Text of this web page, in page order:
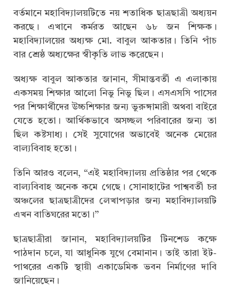
বর্তমানে মহাবিদ্যালয়টিতে নয় শতাধিক ছাত্রছাত্রী অধ্যয়ন
করছে। এখানে কর্মরত আছেন ৬৮ জন শিক্ষক।
মহাবিদ্যালয়ের অধ্যক্ষ মো. বাবুল আকতার। তিনি পাঁচ
বার শ্রেষ্ঠ অধ্যক্ষের স্বীকৃতি লাভ করেছেন।
অধ্যক্ষ বাবুল আকতার জানান, সীমান্তবর্তী এ এলাকায়
একসময় শিক্ষার আলো নিভু নিভু ছিল। এসএসসি পাসের
পর শিক্ষার্থীদের উচ্চশিক্ষার জন্য ভুরুঙ্গামারী অথবা বাইরে
যেতে হতো। আর্থিকভাবে অসচ্ছল পরিবারের জন্য তা
ছিল কষ্টসাধ্য। সেই সুযোগের অভাবেই অনেক মেয়ের
বাল্যবিবাহ হতো।
তিনি আরও বলেন, “এই মহাবিদ্যালয় প্রতিষ্ঠার পর থেকে
বাল্যবিবাহ অনেক কমে গেছে। সোনাহাটের পাশ্ববর্তী চর
অঞ্চলের ছাত্রছাত্রীদের লেখাপড়ার জন্য মহাবিদ্যালয়টি
এখন বাতিঘরের মতো।”
ছাত্রছাত্রীরা জানান, মহাবিদ্যালয়টির টিনশেড কক্ষে
পাঠদান চলে, যা আধুনিক যুগে বেমানান। তাই তারা ইট-
পাথরের একটি স্থায়ী একাডেমিক ভবন নির্মাণের দাবি
জানিয়েছেন।